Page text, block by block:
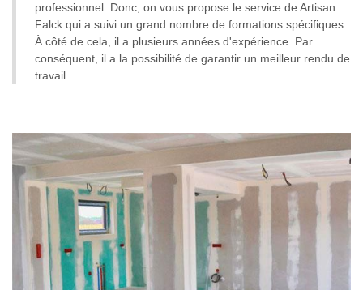
professionnel. Donc, on vous propose le service de Artisan
Falck qui a suivi un grand nombre de formations spécifiques.
À côté de cela, il a plusieurs années d'expérience. Par
conséquent, il a la possibilité de garantir un meilleur rendu de
travail.